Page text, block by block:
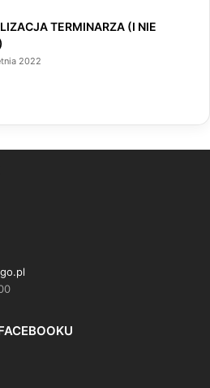
TERMINARZA (I NIE
2022